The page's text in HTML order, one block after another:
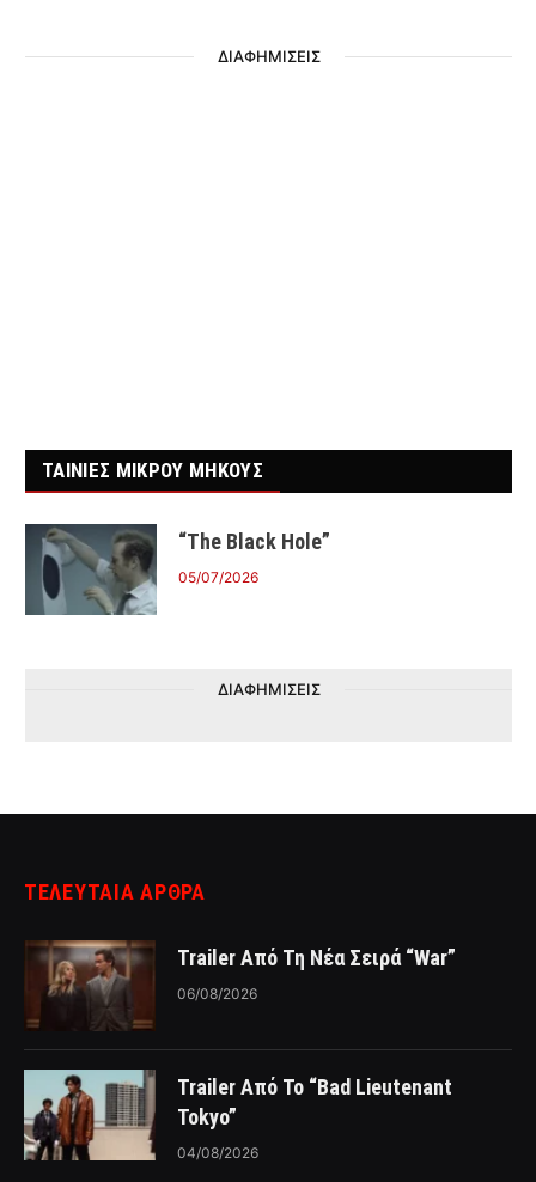
ΔΙΑΦΗΜΙΣΕΙΣ
ΤΑΙΝΙΕΣ ΜΙΚΡΟΥ ΜΗΚΟΥΣ
“The Black Hole”
05/07/2026
ΔΙΑΦΗΜΙΣΕΙΣ
ΤΕΛΕΥΤΑΙΑ ΑΡΘΡΑ
Trailer Από Τη Νέα Σειρά “War”
06/08/2026
Trailer Από Το “Bad Lieutenant
Tokyo”
04/08/2026